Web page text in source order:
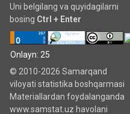
Uni belgilang va quyidagilarni
bosing Ctrl + Enter
Onlayn: 25
© 2010-2026 Samarqand
viloyati statistika boshqarmasi
Materiallardan foydalanganda
www.samstat.uz havolani